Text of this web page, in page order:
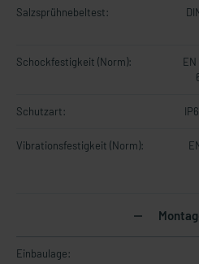
Salzsprühnebeltest:
Schockfestigkeit (Norm):
Schutzart:
Vibrationsfestigkeit (Norm):
Einbaulage: